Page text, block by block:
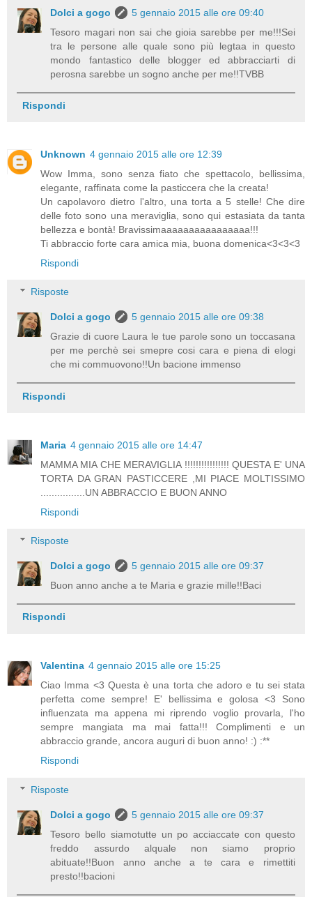
Dolci a gogo
5 gennaio 2015 alle ore 09:40
Tesoro magari non sai che gioia sarebbe per me!!!Sei
tra le persone alle quale sono più legtaa in questo
mondo fantastico delle blogger ed abbracciarti di
perosna sarebbe un sogno anche per me!!TVBB
Rispondi
Unknown 4 gennaio 2015 alle ore 12:39
Wow Imma, sono senza fiato che spettacolo, bellissima,
elegante, raffinata come la pasticcera che la creata!
Un capolavoro dietro l'altro, una torta a 5 stelle! Che dire
delle foto sono una meraviglia, sono qui estasiata da tanta
bellezza e bontà! Bravissimaaaaaaaaaaaaaaaa!!!
Ti abbraccio forte cara amica mia, buona domenica<3<3<3
Rispondi
Risposte
Dolci a gogo
5 gennaio 2015 alle ore 09:38
Grazie di cuore Laura le tue parole sono un toccasana
per me perchè sei smepre cosi cara e piena di elogi
che mi commuovono!!Un bacione immenso
Rispondi
Maria 4 gennaio 2015 alle ore 14:47
MAMMA MIA CHE MERAVIGLIA !!!!!!!!!!!!!!!! QUESTA E' UNA
TORTA DA GRAN PASTICCERE ,MI PIACE MOLTISSIMO
................UN ABBRACCIO E BUON ANNO
Rispondi
Risposte
Dolci a gogo
5 gennaio 2015 alle ore 09:37
Buon anno anche a te Maria e grazie mille!!Baci
Rispondi
Valentina 4 gennaio 2015 alle ore 15:25
Ciao Imma <3 Questa è una torta che adoro e tu sei stata
perfetta come sempre! E' bellissima e golosa <3 Sono
influenzata ma appena mi riprendo voglio provarla, l'ho
sempre mangiata ma mai fatta!!! Complimenti e un
abbraccio grande, ancora auguri di buon anno! :) :**
Rispondi
Risposte
Dolci a gogo
5 gennaio 2015 alle ore 09:37
Tesoro bello siamotutte un po acciaccate con questo
freddo assurdo alquale non siamo proprio
abituate!!Buon anno anche a te cara e rimettiti
presto!!bacioni